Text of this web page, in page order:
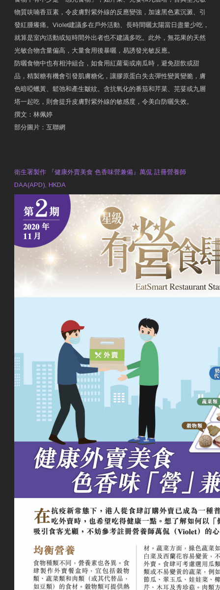
物質呋喃香豆素，令皮膚對紫外線的反應變強，加速黑色素沉澱、引
發紅腫癢痛。Violet建議多在戶外活動、長時間曬太陽當日盡量少吃，
就算是室內活動或短時間外出者也不建議多吃。此外，無花果的天然
光敏合物含量偏高，大量食用後暴曬，易誘發光敏反應。
防曬食物中也有相沖組合，如食用紅蘿蔔或南瓜時，避免甜飲或甜
品，精製糖有機會引發肌膚糖化，讓膠原蛋白失去彈性變黃變脆，膚
色暗啞蠟黃、鬆弛和產生皺紋。含抗氧化的番茄和芹菜、芫荽或九層
塔一起吃，則會提升皮膚對紫外線的敏感度，令美白防曬失效。
撰文：林佩婷
部分圖片：互聯網
衛生署製作 『健康外賣美食 色香味營兼備』萬侃 註冊營養師
DAA(APD), HKDA